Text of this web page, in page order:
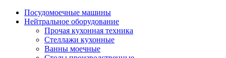
Посудомоечные машины
Нейтральное оборудование
Прочая кухонная техника
Стеллажи кухонные
Ванны моечные